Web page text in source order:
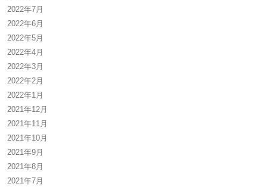
2022年7月
2022年6月
2022年5月
2022年4月
2022年3月
2022年2月
2022年1月
2021年12月
2021年11月
2021年10月
2021年9月
2021年8月
2021年7月